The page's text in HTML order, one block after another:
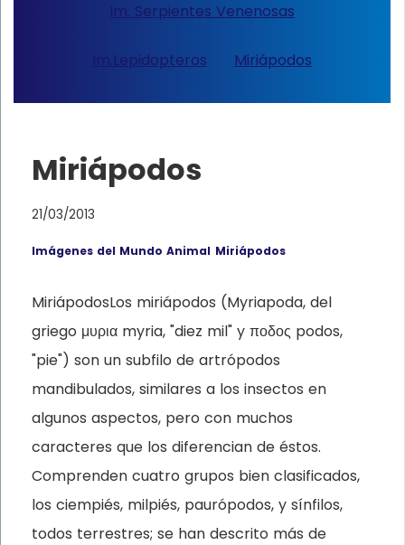
Im. Serpientes Venenosas
Im.Lepidopteros Miriápodos
Miriápodos
21/03/2013
Imágenes del Mundo Animal Miriápodos
MiriápodosLos miriápodos (Myriapoda, del
griego μυρια myria, "diez mil" y ποδος podos,
"pie") son un subfilo de artrópodos
mandibulados, similares a los insectos en
algunos aspectos, pero con muchos
caracteres que los diferencian de éstos.
Comprenden cuatro grupos bien clasificados,
los ciempiés, milpiés, paurópodos, y sínfilos,
todos terrestres; se han descrito más de